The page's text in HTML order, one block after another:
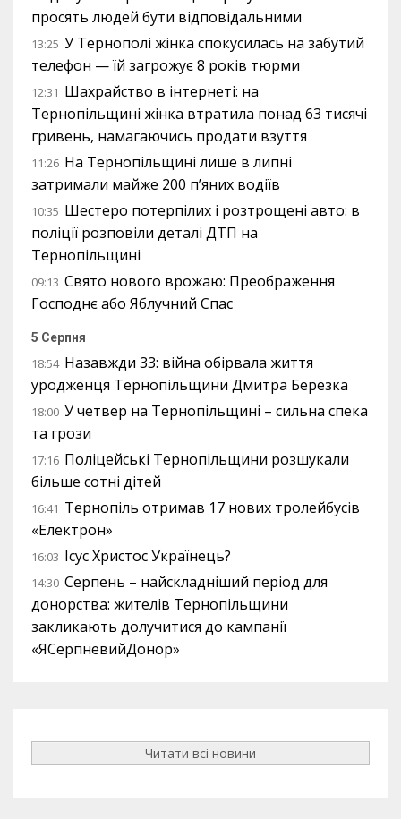
просять людей бути відповідальними
13:25 У Тернополі жінка спокусилась на забутий
телефон — їй загрожує 8 років тюрми
12:31 Шахрайство в інтернеті: на
Тернопільщині жінка втратила понад 63 тисячі
гривень, намагаючись продати взуття
11:26 На Тернопільщині лише в липні
затримали майже 200 п’яних водіїв
10:35 Шестеро потерпілих і розтрощені авто: в
поліції розповіли деталі ДТП на
Тернопільщині
09:13 Свято нового врожаю: Преображення
Господнє або Яблучний Спас
5 Серпня
18:54 Назавжди 33: війна обірвала життя
уродженця Тернопільщини Дмитра Березка
18:00 У четвер на Тернопільщині – сильна спека
та грози
17:16 Поліцейські Тернопільщини розшукали
більше сотні дітей
16:41 Тернопіль отримав 17 нових тролейбусів
«Електрон»
16:03 Ісус Христос Українець?
14:30 Серпень – найскладніший період для
донорства: жителів Тернопільщини
закликають долучитися до кампанії
«ЯСерпневийДонор»
Читати всі новини